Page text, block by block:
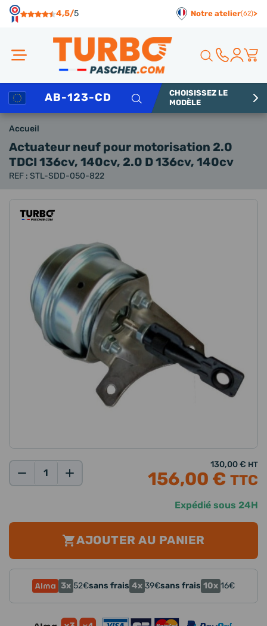
4,5/5 Notre atelier(62)>
Rechercher
CHOISISSEZ LE
MODÈLE
Accueil
Actuateur neuf pour motorisation 2.0
TDCI 136cv, 140cv, 2.0 D 136cv, 140cv
REF : STL-SDD-050-822
Expédié sous 24H
130,00 € HT
156,00 € TTC
AJOUTER AU PANIER
3x 52€sans frais 4x 39€sans frais 10x 16€
Panneau de gestion des cookies